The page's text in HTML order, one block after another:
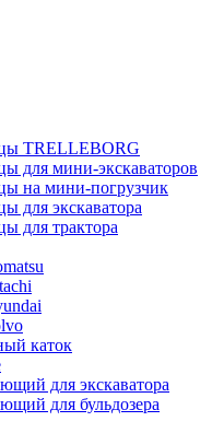
TRELLEBORG
для мини-экскаваторов
на мини-погрузчик
для экскаватора
для трактора
каток
для экскаватора
для бульдозера